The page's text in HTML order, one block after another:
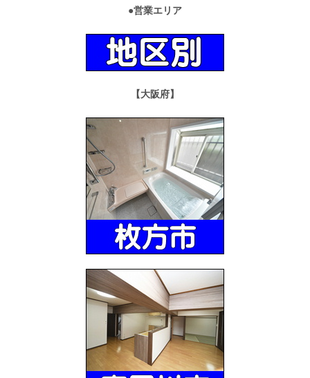
●営業エリア
【大阪府】